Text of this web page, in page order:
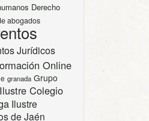
Derecho
abogados
Jurídicos
Online
granada Grupo
Ilustre Colegio
Ilustre
de Jaén